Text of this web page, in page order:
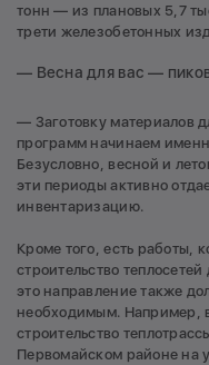
тонн — из плановых 5,7
трети железобетонных
— Весна для вас —
— Заготовку материалов
программ начинаем
Безусловно, весной и
эти периоды активно
инвентаризацию.
Кроме того, есть работы,
строительство
это направление также
необходимым. Например,
строительство
Первомайском районе на